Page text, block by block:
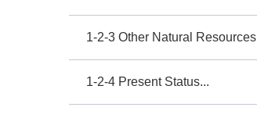
1-2-3 Other Natural Resources
1-2-4 Present Status...